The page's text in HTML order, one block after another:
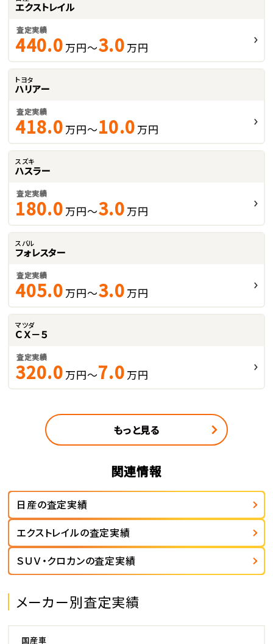
エクストレイル
査定実績
440.0 万円～3.0 万円
トヨタ
ハリアー
査定実績
418.0 万円～10.0 万円
スズキ
ハスラー
査定実績
180.0 万円～3.0 万円
スバル
フォレスター
査定実績
405.0 万円～3.0 万円
マツダ
ＣＸ－５
査定実績
320.0 万円～7.0 万円
もっと見る
関連情報
日産の査定実績
エクストレイルの査定実績
ＳＵＶ・クロカンの査定実績
メーカー別査定実績
国産車